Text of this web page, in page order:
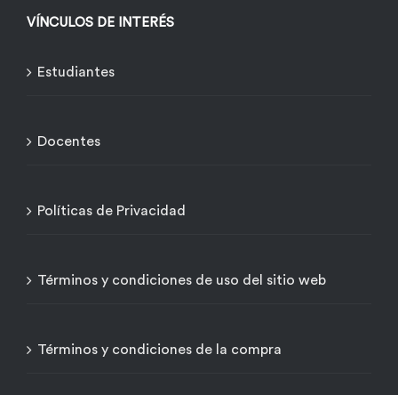
VÍNCULOS DE INTERÉS
Estudiantes
Docentes
Políticas de Privacidad
Términos y condiciones de uso del sitio web
Términos y condiciones de la compra